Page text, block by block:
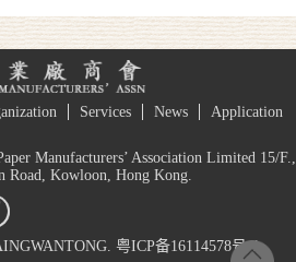
Services News
Application
Manufacturers’ Association Limited 15/F.,
Road, Kowloon, Hong Kong.
粤ICP备16114578号-1